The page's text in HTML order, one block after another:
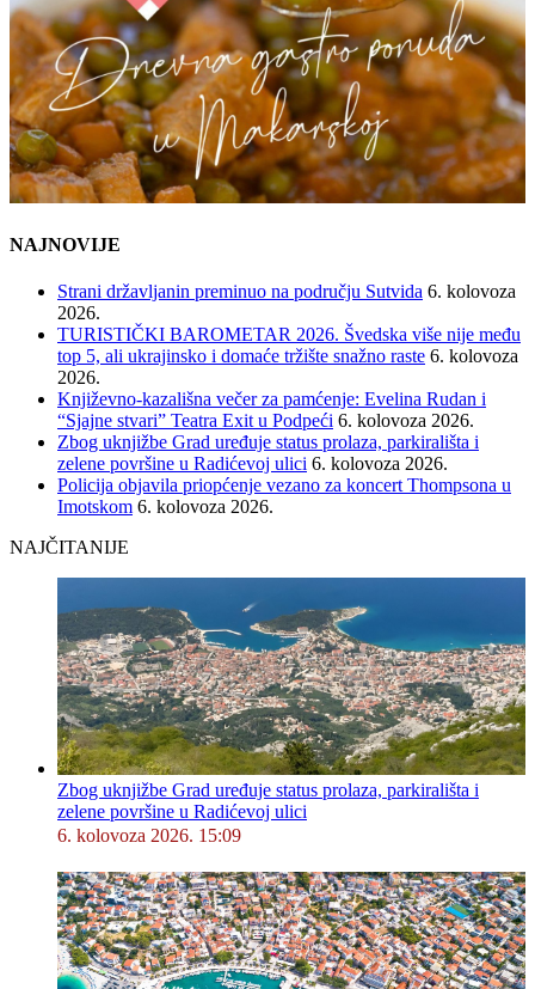
NAJNOVIJE
Strani državljanin preminuo na području Sutvida 6. kolovoza
2026.
TURISTIČKI BAROMETAR 2026. Švedska više nije među
top 5, ali ukrajinsko i domaće tržište snažno raste 6. kolovoza
2026.
Književno-kazališna večer za pamćenje: Evelina Rudan i
“Sjajne stvari” Teatra Exit u Podpeći 6. kolovoza 2026.
Zbog uknjižbe Grad uređuje status prolaza, parkirališta i
zelene površine u Radićevoj ulici 6. kolovoza 2026.
Policija objavila priopćenje vezano za koncert Thompsona u
Imotskom 6. kolovoza 2026.
NAJČITANIJE
Zbog uknjižbe Grad uređuje status prolaza, parkirališta i
zelene površine u Radićevoj ulici
6. kolovoza 2026. 15:09